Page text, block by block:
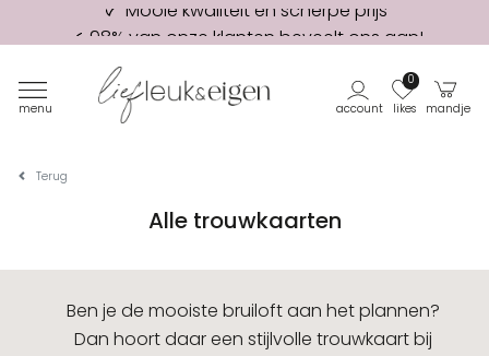
98% van onze klanten beveelt ons aan!
Eerste proefdruk GRATIS
menu account likes
0
mandje
Terug
Alle trouwkaarten
Ben je de mooiste bruiloft aan het plannen?
Dan hoort daar een stijlvolle trouwkaart bij